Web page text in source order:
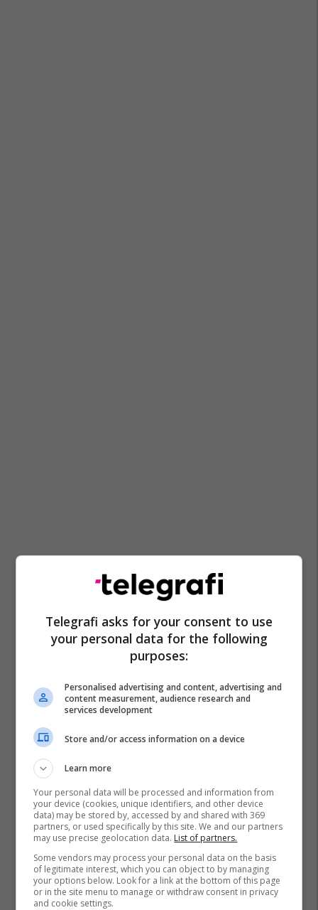
Telegrafi asks for your consent to use
your personal data for the following
purposes:
Personalised advertising and content, advertising and
content measurement, audience research and
services development
Store and/or access information on a device
Learn more
Your personal data will be processed and information from
your device (cookies, unique identifiers, and other device
data) may be stored by, accessed by and shared with 369
partners, or used specifically by this site. We and our partners
may use precise geolocation data. List of partners.
Some vendors may process your personal data on the basis
of legitimate interest, which you can object to by managing
your options below. Look for a link at the bottom of this page
or in the site menu to manage or withdraw consent in privacy
and cookie settings.